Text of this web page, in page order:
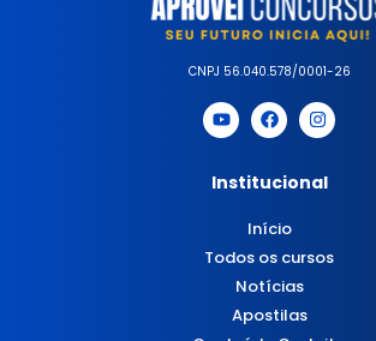
CNPJ 56.040.578/0001-26
Institucional
Início
Todos os cursos
Notícias
Apostilas